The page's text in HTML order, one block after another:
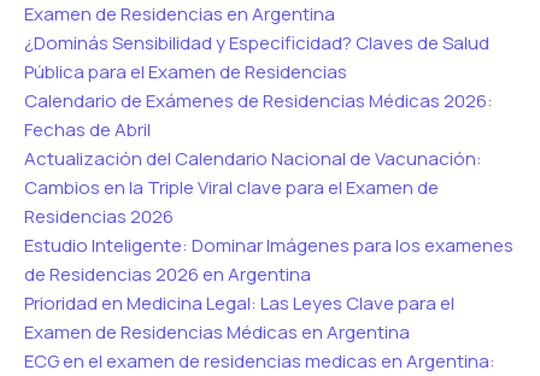
Examen de Residencias en Argentina
¿Dominás Sensibilidad y Especificidad? Claves de Salud
Pública para el Examen de Residencias
Calendario de Exámenes de Residencias Médicas 2026:
Fechas de Abril
Actualización del Calendario Nacional de Vacunación:
Cambios en la Triple Viral clave para el Examen de
Residencias 2026
Estudio Inteligente: Dominar Imágenes para los examenes
de Residencias 2026 en Argentina
Prioridad en Medicina Legal: Las Leyes Clave para el
Examen de Residencias Médicas en Argentina
ECG en el examen de residencias medicas en Argentina: